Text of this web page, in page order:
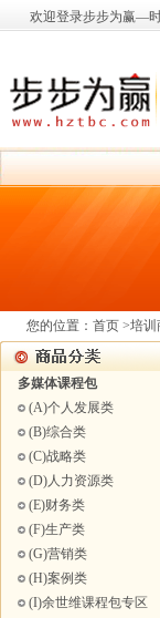
欢迎登录步步为赢—
您的位置： 首页 >培训
多媒体课程包
(A)个人发展类
(B)综合类
(C)战略类
(D)人力资源类
(E)财务类
(F)生产类
(G)营销类
(H)案例类
(I)余世维课程包专区